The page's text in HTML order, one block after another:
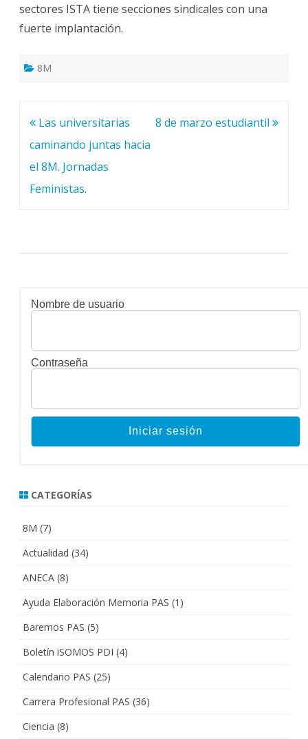
sectores ISTA tiene secciones sindicales con una
fuerte implantación.
8M
Navegación
de
entradas
Las universitarias
caminando juntas hacia
el 8M. Jornadas
Feministas.
8 de marzo estudiantil
Nombre de usuario
Contraseña
CATEGORÍAS
8M (7)
Actualidad (34)
ANECA (8)
Ayuda Elaboración Memoria PAS (1)
Baremos PAS (5)
Boletín iSOMOS PDI (4)
Calendario PAS (25)
Carrera Profesional PAS (36)
Ciencia (8)